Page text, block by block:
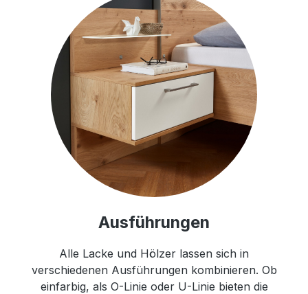
Ausführungen
Alle Lacke und Hölzer lassen sich in
verschiedenen Ausführungen kombinieren. Ob
einfarbig, als O-Linie oder U-Linie bieten die